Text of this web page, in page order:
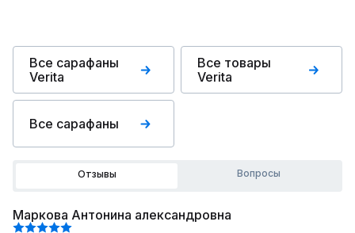
Все сарафаны
Verita
Все товары
Verita
Все сарафаны
Отзывы Вопросы
Маркова Антонина александровна